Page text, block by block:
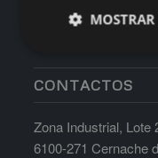
CONTACTOS
Zona Industrial, Lote
6100-271 Cernache
MOSTRAR